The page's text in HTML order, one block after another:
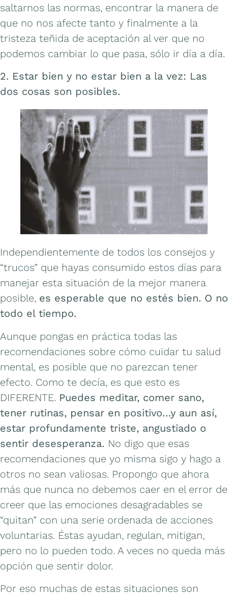
saltarnos las normas, encontrar la manera de
que no nos afecte tanto y finalmente a la
tristeza teñida de aceptación al ver que no
podemos cambiar lo que pasa, sólo ir día a día.
2. Estar bien y no estar bien a la vez: Las
dos cosas son posibles.
Independientemente de todos los consejos y
“trucos” que hayas consumido estos días para
manejar esta situación de la mejor manera
posible, es esperable que no estés bien. O no
todo el tiempo.
Aunque pongas en práctica todas las
recomendaciones sobre cómo cuidar tu salud
mental, es posible que no parezcan tener
efecto. Como te decía, es que esto es
DIFERENTE. Puedes meditar, comer sano,
tener rutinas, pensar en positivo…y aun así,
estar profundamente triste, angustiado o
sentir desesperanza. No digo que esas
recomendaciones que yo misma sigo y hago a
otros no sean valiosas. Propongo que ahora
más que nunca no debemos caer en el error de
creer que las emociones desagradables se
“quitan” con una serie ordenada de acciones
voluntarias. Éstas ayudan, regulan, mitigan,
pero no lo pueden todo. A veces no queda más
opción que sentir dolor.
Por eso muchas de estas situaciones son